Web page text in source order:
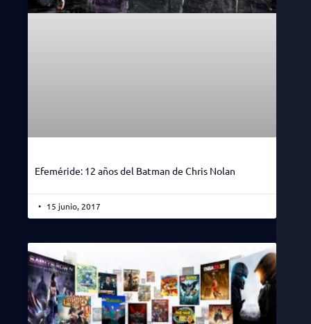
Efeméride: 12 años del Batman de Chris Nolan
15 junio, 2017